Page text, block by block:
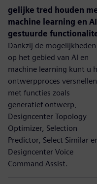
gelijke tred houden
machine learning en
gestuurde
Dankzij de mogelijkheden
op het gebied van AI en
machine learning kunt u
ontwerpproces versnellen
met functies zoals
generatief ontwerp,
Designcenter Topology
Optimizer, Selection
Predictor, Select Similar
Designcenter Voice
Command Assist.